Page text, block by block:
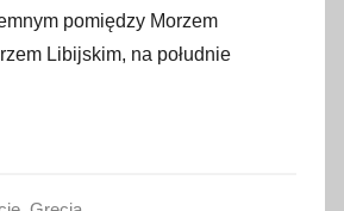
pomiędzy Morzem
Libijskim, na południe